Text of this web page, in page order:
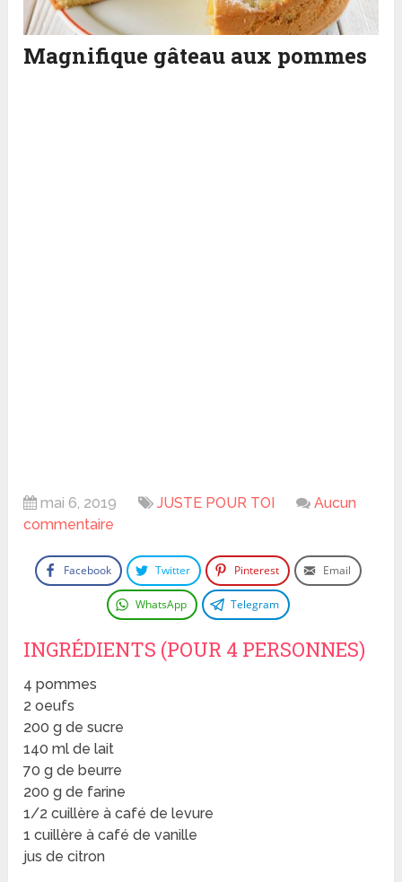
Magnifique gâteau aux pommes
mai 6, 2019 JUSTE POUR TOI
Aucun
commentaire
Facebook Twitter Pinterest Email
WhatsApp Telegram
INGRÉDIENTS (POUR 4 PERSONNES)
4 pommes
2 oeufs
200 g de sucre
140 ml de lait
70 g de beurre
200 g de farine
1/2 cuillère à café de levure
1 cuillère à café de vanille
jus de citron